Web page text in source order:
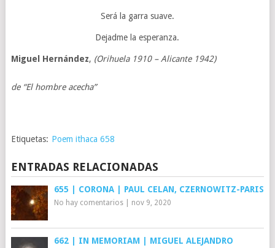
Será la garra suave.
Dejadme la esperanza.
Miguel Hernández, (Orihuela 1910 – Alicante 1942)
de “El hombre acecha”
Etiquetas: Poem ithaca 658
ENTRADAS RELACIONADAS
655 | CORONA | PAUL CELAN, CZERNOWITZ-PARIS
No hay comentarios| nov 9, 2020
662 | IN MEMORIAM | MIGUEL ALEJANDRO